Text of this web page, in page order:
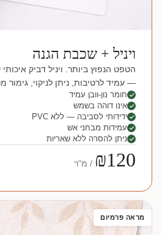
ויניל + שכבת הגנה
הטפט הנפוץ ביותר. ויניל דביק
— עמיד לרטיבות, ניתן לניקוי, גימור
חומר נון-וובן עמיד
אינו דוהה בשמש
ידידותי לסביבה — ללא PVC
עמידות מבחני אש
ניתן להסרה ללא שאריות
₪120 / מ"ר
מראה פרמיום